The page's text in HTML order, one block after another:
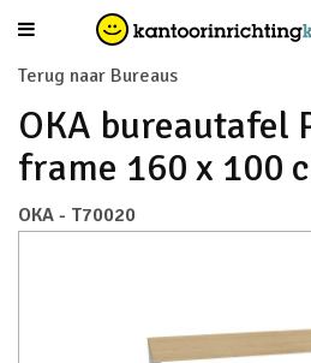
Terug naar Bureaus
OKA bureautafel
frame 160 x 100
OKA - T70020